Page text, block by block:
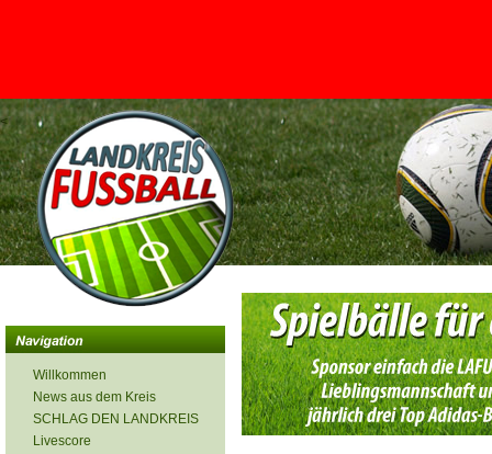
<
Willkommen
News aus dem Kreis
SCHLAG DEN LANDKREIS
Livescore